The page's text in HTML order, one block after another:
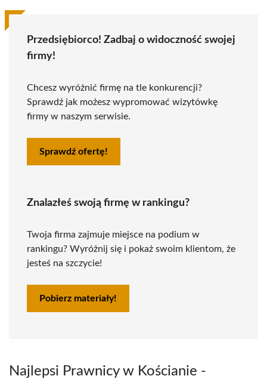
Przedsiębiorco! Zadbaj o widoczność swojej
firmy!
Chcesz wyróżnić firmę na tle konkurencji?
Sprawdź jak możesz wypromować wizytówkę
firmy w naszym serwisie.
Sprawdź ofertę!
Znalazłeś swoją firmę w rankingu?
Twoja firma zajmuje miejsce na podium w
rankingu? Wyróżnij się i pokaż swoim klientom, że
jesteś na szczycie!
Pobierz materiały!
Najlepsi Prawnicy w Kościanie -